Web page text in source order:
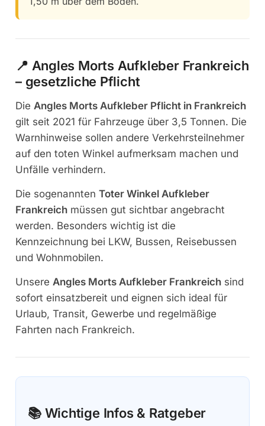
📍 Angles Morts Aufkleber Frankreich
– gesetzliche Pflicht
Die Angles Morts Aufkleber Pflicht in Frankreich
gilt seit 2021 für Fahrzeuge über 3,5 Tonnen. Die
Warnhinweise sollen andere Verkehrsteilnehmer
auf den toten Winkel aufmerksam machen und
Unfälle verhindern.
Die sogenannten Toter Winkel Aufkleber
Frankreich müssen gut sichtbar angebracht
werden. Besonders wichtig ist die
Kennzeichnung bei LKW, Bussen, Reisebussen
und Wohnmobilen.
Unsere Angles Morts Aufkleber Frankreich sind
sofort einsatzbereit und eignen sich ideal für
Urlaub, Transit, Gewerbe und regelmäßige
Fahrten nach Frankreich.
📚 Wichtige Infos & Ratgeber